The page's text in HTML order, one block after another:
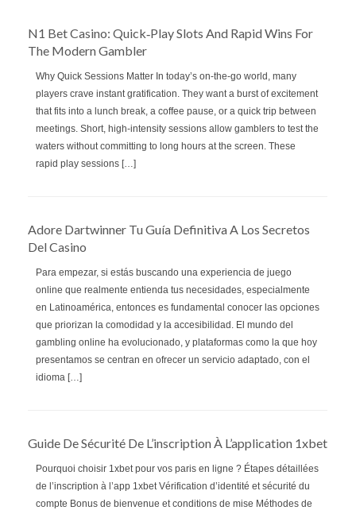
N1 Bet Casino: Quick‑Play Slots And Rapid Wins For
The Modern Gambler
Why Quick Sessions Matter In today’s on‑the‑go world, many
players crave instant gratification. They want a burst of excitement
that fits into a lunch break, a coffee pause, or a quick trip between
meetings. Short, high‑intensity sessions allow gamblers to test the
waters without committing to long hours at the screen. These
rapid play sessions […]
Adore Dartwinner Tu Guía Definitiva A Los Secretos
Del Casino
Para empezar, si estás buscando una experiencia de juego
online que realmente entienda tus necesidades, especialmente
en Latinoamérica, entonces es fundamental conocer las opciones
que priorizan la comodidad y la accesibilidad. El mundo del
gambling online ha evolucionado, y plataformas como la que hoy
presentamos se centran en ofrecer un servicio adaptado, con el
idioma […]
Guide De Sécurité De L’inscription À L’application 1xbet
Pourquoi choisir 1xbet pour vos paris en ligne ? Étapes détaillées
de l’inscription à l’app 1xbet Vérification d’identité et sécurité du
compte Bonus de bienvenue et conditions de mise Méthodes de